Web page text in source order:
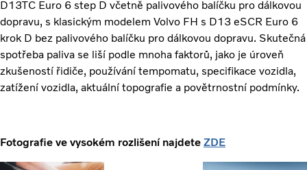
D13TC Euro 6 step D včetně palivového balíčku pro dálkovou
dopravu, s klasickým modelem Volvo FH s D13 eSCR Euro 6
krok D bez palivového balíčku pro dálkovou dopravu. Skutečná
spotřeba paliva se liší podle mnoha faktorů, jako je úroveň
zkušeností řidiče, používání tempomatu, specifikace vozidla,
zatížení vozidla, aktuální topografie a povětrnostní podmínky.
Fotografie ve vysokém rozlišení najdete ZDE